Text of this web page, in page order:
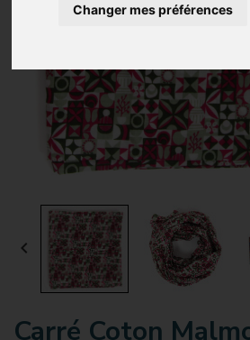
Changer mes préférences

Carré Coton